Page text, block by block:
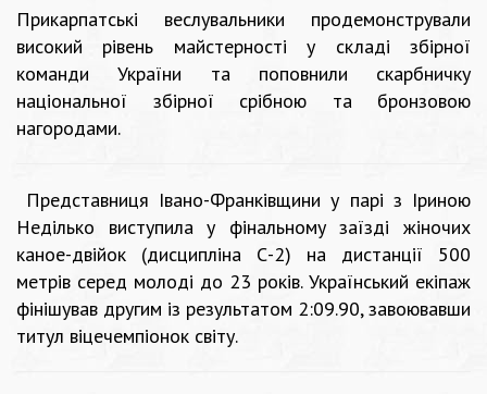
Прикарпатські веслувальники продемонстрували
високий рівень майстерності у складі збірної
команди України та поповнили скарбничку
національної збірної срібною та бронзовою
нагородами.
Представниця Івано-Франківщини у парі з Іриною
Неділько виступила у фінальному заїзді жіночих
каное-двійок (дисципліна С-2) на дистанції 500
метрів серед молоді до 23 років. Український екіпаж
фінішував другим із результатом 2:09.90, завоювавши
титул віцечемпіонок світу.